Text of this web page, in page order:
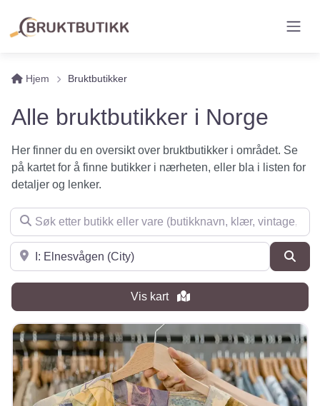
Hjem Bruktbutikker
Alle bruktbutikker i Norge
Her finner du en oversikt over bruktbutikker i området. Se
på kartet for å finne butikker i nærheten, eller bla i listen for
detaljer og lenker.
Søk etter butikk eller vare (butikknavn, klær, vintage, møbler
Søk i nærheten
Vis kart